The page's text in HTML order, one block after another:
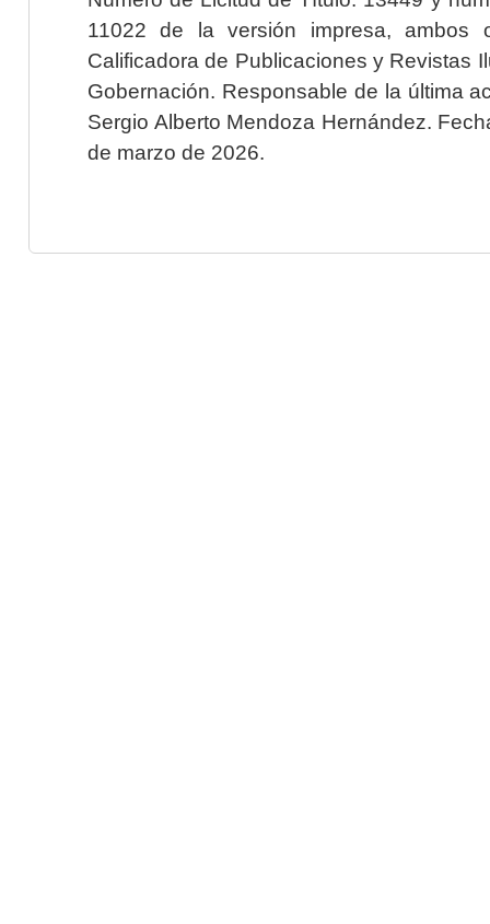
11022 de la versión impresa, ambos
Calificadora de Publicaciones y Revistas
Gobernación. Responsable de la última
Sergio Alberto Mendoza Hernández.
de marzo de 2026.